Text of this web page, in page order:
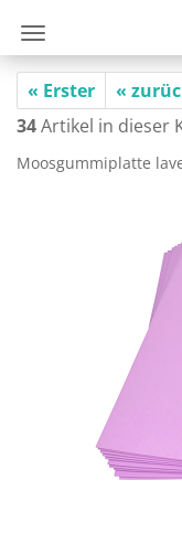
« Erster «
34Artikel in dieser
Moos­gum­mi­plat­te